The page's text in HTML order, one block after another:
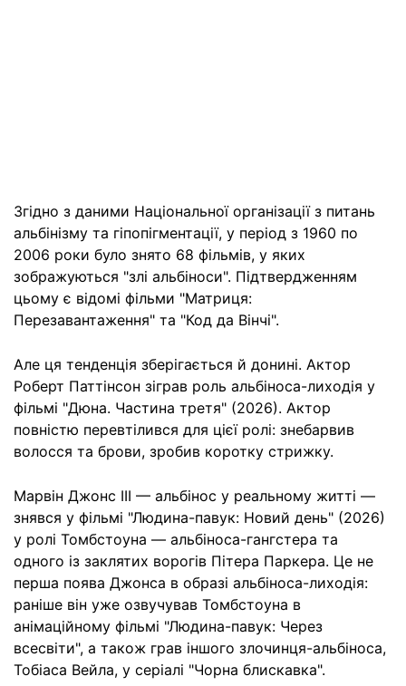
Згідно з даними Національної організації з питань
альбінізму та гіпопігментації, у період з 1960 по
2006 роки було знято 68 фільмів, у яких
зображуються "злі альбіноси". Підтвердженням
цьому є відомі фільми "Матриця:
Перезавантаження" та "Код да Вінчі".
Але ця тенденція зберігається й донині. Актор
Роберт Паттінсон зіграв роль альбіноса-лиходія у
фільмі "Дюна. Частина третя" (2026). Актор
повністю перевтілився для цієї ролі: знебарвив
волосся та брови, зробив коротку стрижку.
Марвін Джонс III — альбінос у реальному житті —
знявся у фільмі "Людина-павук: Новий день" (2026)
у ролі Томбстоуна — альбіноса-гангстера та
одного із заклятих ворогів Пітера Паркера. Це не
перша поява Джонса в образі альбіноса-лиходія:
раніше він уже озвучував Томбстоуна в
анімаційному фільмі "Людина-павук: Через
всесвіти", а також грав іншого злочинця-альбіноса,
Тобіаса Вейла, у серіалі "Чорна блискавка".